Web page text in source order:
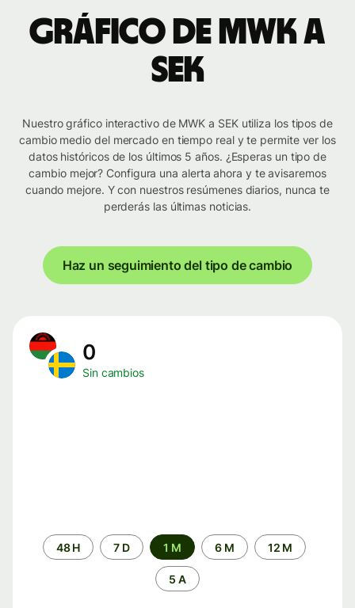
Gráfico de MWK a
SEK
Nuestro gráfico interactivo de MWK a SEK utiliza los tipos de
cambio medio del mercado en tiempo real y te permite ver los
datos históricos de los últimos 5 años. ¿Esperas un tipo de
cambio mejor? Configura una alerta ahora y te avisaremos
cuando mejore. Y con nuestros resúmenes diarios, nunca te
perderás las últimas noticias.
Haz un seguimiento del tipo de cambio
0
Sin cambios
Periodo48 H 7 D 1 M 6 M 12 M
5 A